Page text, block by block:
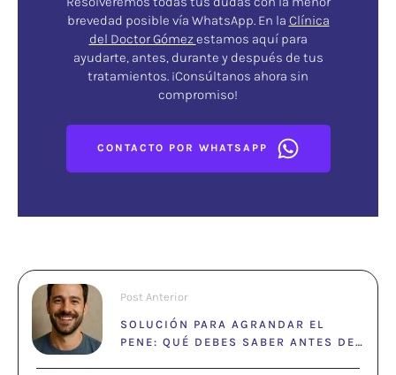
brevedad posible vía WhatsApp. En la Clínica
del Doctor Gómezestamos aquí para
ayudarte, antes, durante y después de tus
tratamientos. ¡Consúltanos ahora sin
compromiso!
CONTACTO POR WHATSAPP
Post Anterior
SOLUCIÓN PARA AGRANDAR EL
PENE: QUÉ DEBES SABER ANTES DE